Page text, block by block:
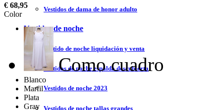
Vestidos de dama de honor adulto
Vestidos de noche
Vestido de noche liquidación y venta
Vestidos de noche espalda descubierta
Vestidos de noche 2023
Vestidos de noche tallas grandes
€ 68,95
Color
Como cuadro
Blanco
Marfil
Plata
Gray